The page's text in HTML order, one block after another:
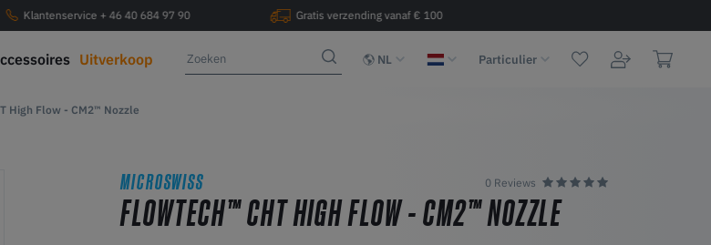
Klantenservice + 46 40 684 97 90 Gratis verzending vanaf € 100
Uitverkoop NL Particulier
High Flow - CM2™ Nozzle
MICROSWISS 0 Reviews
FLOWTECH™ CHT HIGH FLOW - CM2™ NOZZLE